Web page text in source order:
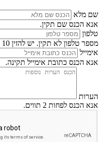
שם מלא
אנא הכנס שם תקין.
טלפון
מספר טלפון לא תקין. יש להזין 10 ספרות.
אימייל
אנא הכנס כתובת אימייל תקינה.
הערות
אנא הכנס לפחות 2 תווים.